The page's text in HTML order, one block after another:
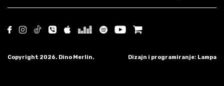
Copyright 2026. Dino Merlin. Dizajn i programiranje: Lampa